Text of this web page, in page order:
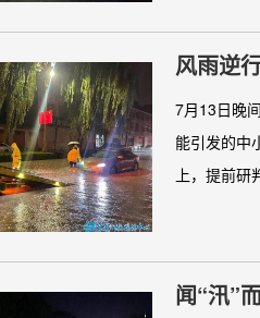
风雨逆
7月13日晚
能引发的中
上，提前
闻“汛”